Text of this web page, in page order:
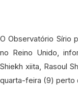
O Observatório Sírio
no Reino Unido,
Shiekh xiita, Rasoul
quarta-feira (9) perto